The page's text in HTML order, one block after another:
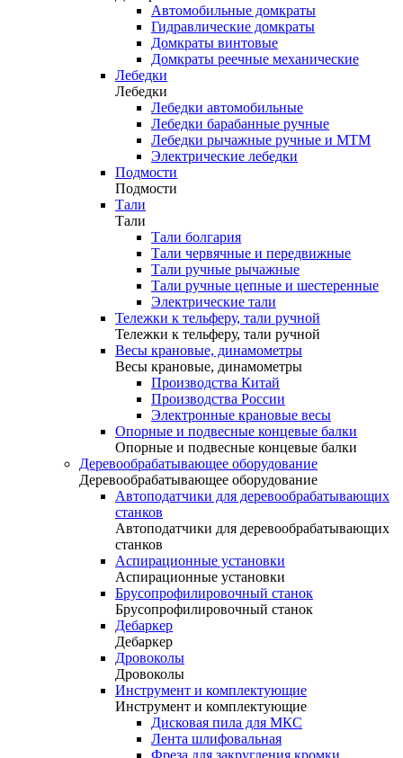
Автомобильные домкраты
Гидравлические домкраты
Домкраты винтовые
Домкраты реечные механические
Лебедки
Лебедки
Лебедки автомобильные
Лебедки барабанные ручные
Лебедки рычажные ручные и МТМ
Электрические лебедки
Подмости
Подмости
Тали
Тали
Тали болгария
Тали червячные и передвижные
Тали ручные рычажные
Тали ручные цепные и шестеренные
Электрические тали
Тележки к тельферу, тали ручной
Тележки к тельферу, тали ручной
Весы крановые, динамометры
Весы крановые, динамометры
Производства Китай
Производства России
Электронные крановые весы
Опорные и подвесные концевые балки
Опорные и подвесные концевые балки
Деревообрабатывающее оборудование
Деревообрабатывающее оборудование
Автоподатчики для деревообрабатывающих
станков
Автоподатчики для деревообрабатывающих
станков
Аспирационные установки
Аспирационные установки
Брусопрофилировочный станок
Брусопрофилировочный станок
Дебаркер
Дебаркер
Дровоколы
Дровоколы
Инструмент и комплектующие
Инструмент и комплектующие
Дисковая пила для МКС
Лента шлифовальная
Фреза для закругления кромки